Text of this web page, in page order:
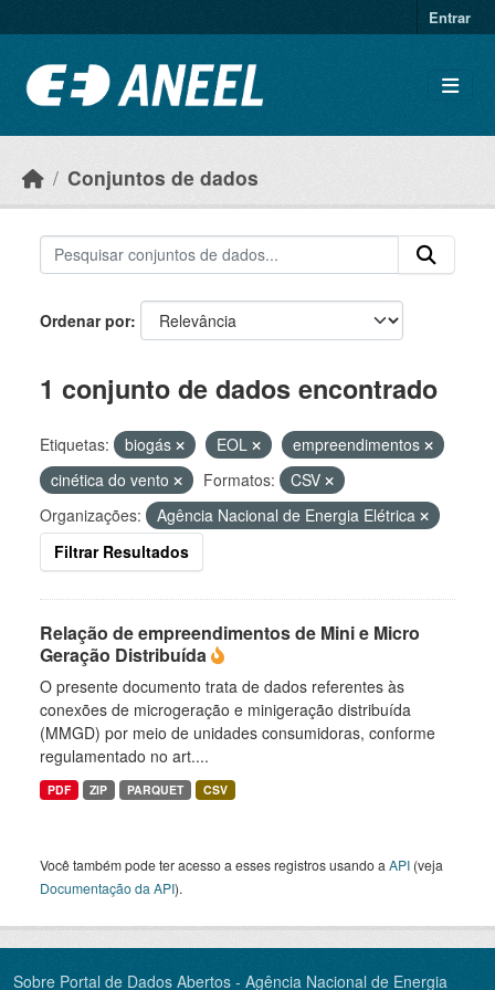
Entrar
Conjuntos de dados
Ordenar por
1 conjunto de dados encontrado
Etiquetas: biogás EOL
empreendimentos
cinética do vento
Formatos:
CSV
Organizações:
Agência Nacional de Energia Elétrica
Filtrar Resultados
Relação de empreendimentos de Mini e Micro
Geração Distribuída
O presente documento trata de dados referentes às
conexões de microgeração e minigeração distribuída
(MMGD) por meio de unidades consumidoras, conforme
regulamentado no art....
PDF ZIP PARQUET CSV
Você também pode ter acesso a esses registros usando a API (veja
Documentação da API).
Sobre Portal de Dados Abertos - Agência Nacional de Energia